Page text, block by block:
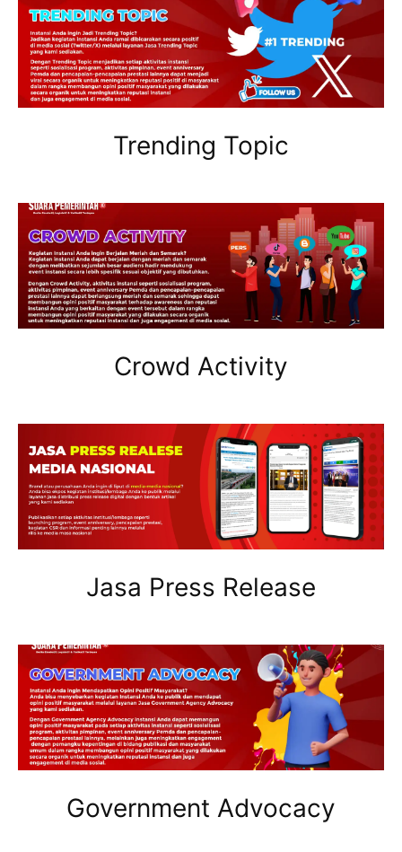
Trending Topic
Crowd Activity
Jasa Press Release
Government Advocacy